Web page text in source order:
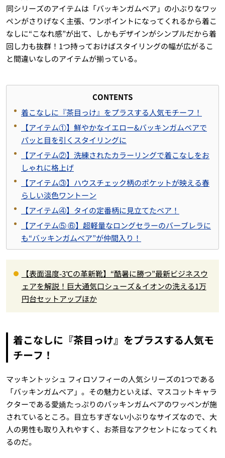
同シリーズのアイテムは「バッキンガムベア」の小ぶりなワッ
ペンがさりげなく主張、ワンポイントになってくれるから着こ
なしに“こなれ感”が出て、しかもデザインがシンプルだから着
回し力も抜群！ 1つ持っておけばスタイリングの幅が広がるこ
と間違いなしのアイテムが揃っている。
CONTENTS
着こなしに『茶目っけ』をプラスする人気モチーフ！
【アイテム①】鮮やかなイエロー&バッキンガムベアで
パッと目を引くスタイリングに
【アイテム②】洗練されたカラーリングで着こなしをお
しゃれに格上げ
【アイテム③】ハウスチェック柄のポケットが映える春
らしい淡色ワントーン
【アイテム④】タイの定番柄に見立てたベア！
【アイテム⑤ ⑥】超軽量なロングセラーのバーブレラに
も“バッキンガムべア”が仲間入り！
【表面温度-3℃の革新靴】“酷暑に勝つ”最新ビジネスウ
ェアを解説！巨大通気口シューズ＆イオンの洗える1万
円台セットアップほか
着こなしに『茶目っけ』をプラスする人気モ
チーフ！
マッキントッシュ フィロソフィーの人気シリーズの1つである
「バッキンガムベア」。その魅力といえば、マスコットキャラ
クターである愛嬌たっぷりのバッキンガムベアのワッペンが施
されているところ。目立ちすぎない小ぶりなサイズなので、大
人の男性も取り入れやすく、お茶目なアクセントになってくれ
るのだ。